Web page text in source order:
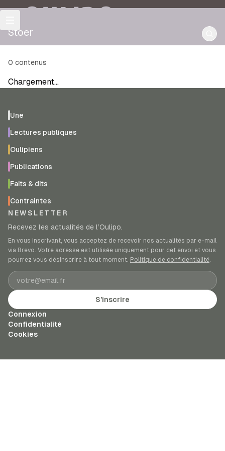
OULIPO
Stoer
0 contenus
Chargement…
Une
Lectures publiques
Oulipiens
Publications
Faits & dits
Contraintes
NEWSLETTER
Recevez les actualités de l’Oulipo.
En vous inscrivant, vous acceptez de recevoir nos actualités par e-mail
via Brevo. Votre adresse est utilisée uniquement pour cet envoi et vous
pourrez vous désinscrire à tout moment. Politique de confidentialité.
Adresse e-mail
S’inscrire
Connexion
Confidentialité
Cookies